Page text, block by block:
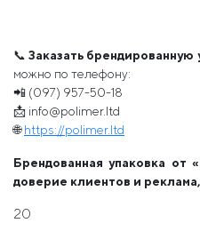
📞Заказать брендированную
можно по телефону:
📲 (097) 957-50-18
📩 info@polimer.ltd
🌐https://polimer.ltd
Брендованная упаковка
доверие клиентов и
20